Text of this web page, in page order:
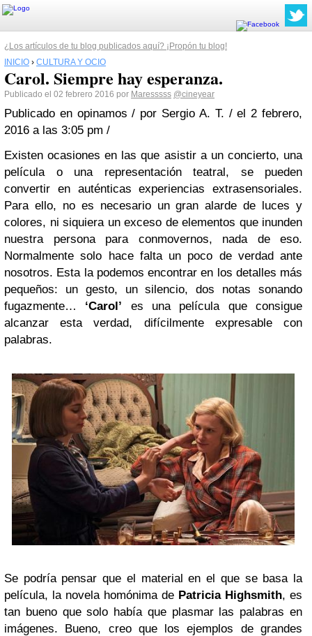
¿Los artículos de tu blog publicados aquí? ¡Propón tu blog!
INICIO › CULTURA Y OCIO
Carol. Siempre hay esperanza.
Publicado el 02 febrero 2016 por Maresssss @cineyear
Publicado en opinamos / por Sergio A. T. / el 2 febrero,
2016 a las 3:05 pm /
Existen ocasiones en las que asistir a un concierto, una
película o una representación teatral, se pueden
convertir en auténticas experiencias extrasensoriales.
Para ello, no es necesario un gran alarde de luces y
colores, ni siquiera un exceso de elementos que inunden
nuestra persona para conmovernos, nada de eso.
Normalmente solo hace falta un poco de verdad ante
nosotros. Esta la podemos encontrar en los detalles más
pequeños: un gesto, un silencio, dos notas sonando
fugazmente… ‘Carol’ es una película que consigue
alcanzar esta verdad, difícilmente expresable con
palabras.
Se podría pensar que el material en el que se basa la
película, la novela homónima de Patricia Highsmith, es
tan bueno que solo había que plasmar las palabras en
imágenes. Bueno, creo que los ejemplos de grandes